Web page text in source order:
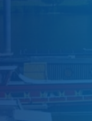
, Ouvre une nouvelle